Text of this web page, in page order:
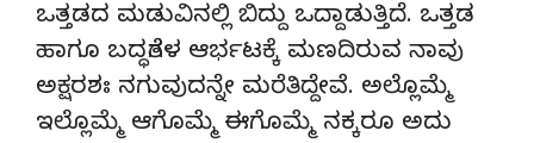
ಒತ್ತಡದ ಮಡುವಿನಲ್ಲಿ ಬಿದ್ದು ಒದ್ದಾಡುತ್ತಿದೆ. ಒತ್ತಡ
ಹಾಗೂ ಬದ್ಧತೆಗಳ ಆರ್ಭಟಕ್ಕೆ ಮಣದಿರುವ ನಾವು
ಅಕ್ಷರಶಃ ನಗುವುದನ್ನೇ ಮರೆತಿದ್ದೇವೆ. ಅಲ್ಲೊಮ್ಮೆ
ಇಲ್ಲೊಮ್ಮೆ ಆಗೊಮ್ಮೆ ಈಗೊಮ್ಮೆ ನಕ್ಕರೂ ಅದು